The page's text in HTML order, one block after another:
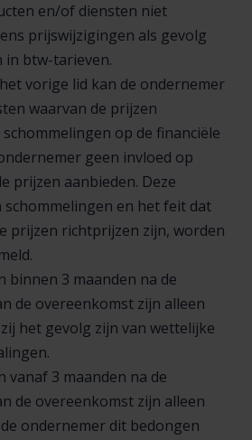
en/of diensten niet
prijswijzigingen als gevolg
in btw-tarieven.
vorige lid kan de ondernemer
waarvan de prijzen
op de financiële
geen invloed op
prijzen aanbieden. Deze
schommelingen en het feit dat
prijzen richtprijzen zijn, worden
binnen 3 maanden na de
de overeenkomst zijn alleen
het gevolg zijn van wettelijke
vanaf 3 maanden na de
de overeenkomst zijn alleen
ondernemer dit bedongen